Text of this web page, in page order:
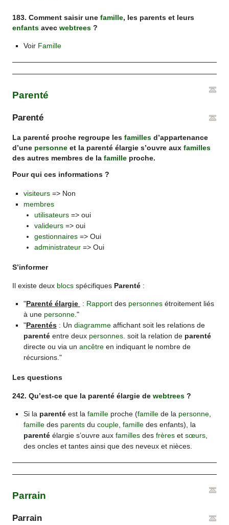
183. Comment saisir unefamille, les parents et leurs
enfants avecwebtrees ?
Voir Famille
Parenté
Parenté
La parenté proche regroupe lesfamilles d’appartenance
d’une personne et la parenté élargie s’ouvre auxfamilles
des autres membres de lafamille proche.
Pour qui ces informations ?
visiteurs=> Non
membres
utilisateurs => oui
valideurs => oui
gestionnaires => Oui
administrateur => Oui
S’informer
Il existe deux blocs spécifiques Parenté :
"Parenté élargie : Rapportdes personnesétroitement liés
à une personne."
"Parentés: Un diagrammeaffichant soit les relations de
parentéentre deux personnes. soit la relation de parenté
directe ou via un ancêtreen indiquant le nombre de
récursions."
Les questions
242. Qu’est-ce que la parenté élargie dewebtrees ?
Si la parentéest la familleproche (famillede la personne,
familledes parentsdu couple, familledes enfants), la
parentéélargie s’ouvre aux famillesdes frèreset sœurs,
des oncles et tantes ainsi que des neveux et nièces.
Parrain
Parrain